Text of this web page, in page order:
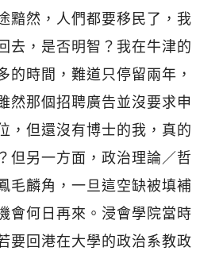
黯然，人們都要移民了，我
去，是否明智？我在牛津的
的時間，難道只停留兩年，
然那個招聘廣告並沒要求申
，但還沒有博士的我，真的
但另一方面，政治理論／哲
毛麟角，一旦這空缺被填補
會何日再來。浸會學院當時
要回港在大學的政治系教政